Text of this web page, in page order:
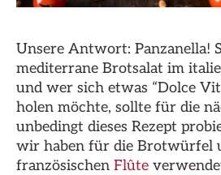
Unsere Antwort: Panzanella!
mediterrane Brotsalat im
und wer sich etwas “Dolce
holen möchte, sollte für die
unbedingt dieses Rezept
wir haben für die Brotwürfel
französischen Flûte